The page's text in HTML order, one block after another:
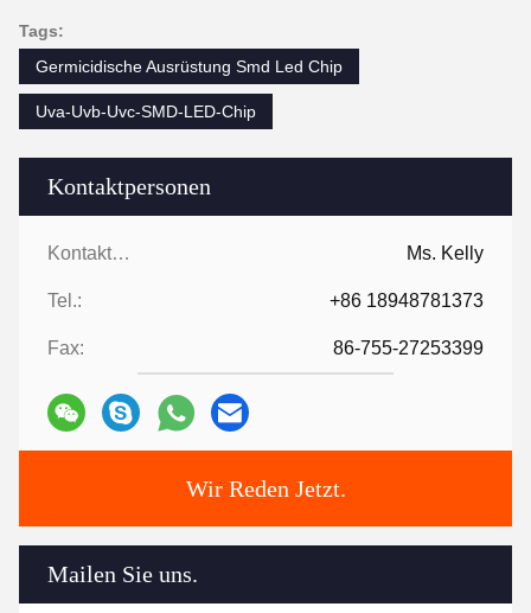
Kontaktpersonen
Kontaktpersonen: Ms. Kelly
Tel.: +86 18948781373
Fax: 86-755-27253399
Wir Reden Jetzt.
Mailen Sie uns.
Tags:
Germicidische Ausrüstung Smd Led Chip
Uva-Uvb-Uvc-SMD-LED-Chip